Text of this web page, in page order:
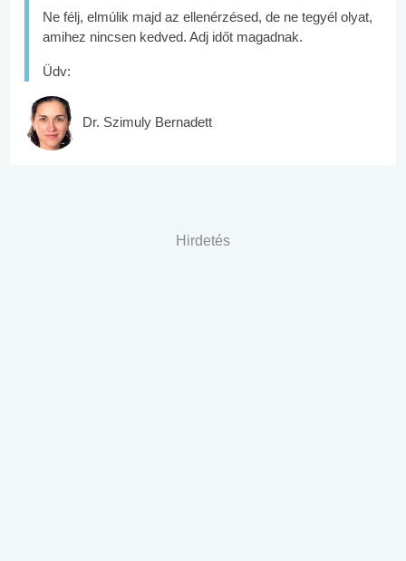
Ne félj, elmúlik majd az ellenérzésed, de ne tegyél olyat,
amihez nincsen kedved. Adj időt magadnak.
Üdv:
Dr. Szimuly Bernadett
Hirdetés